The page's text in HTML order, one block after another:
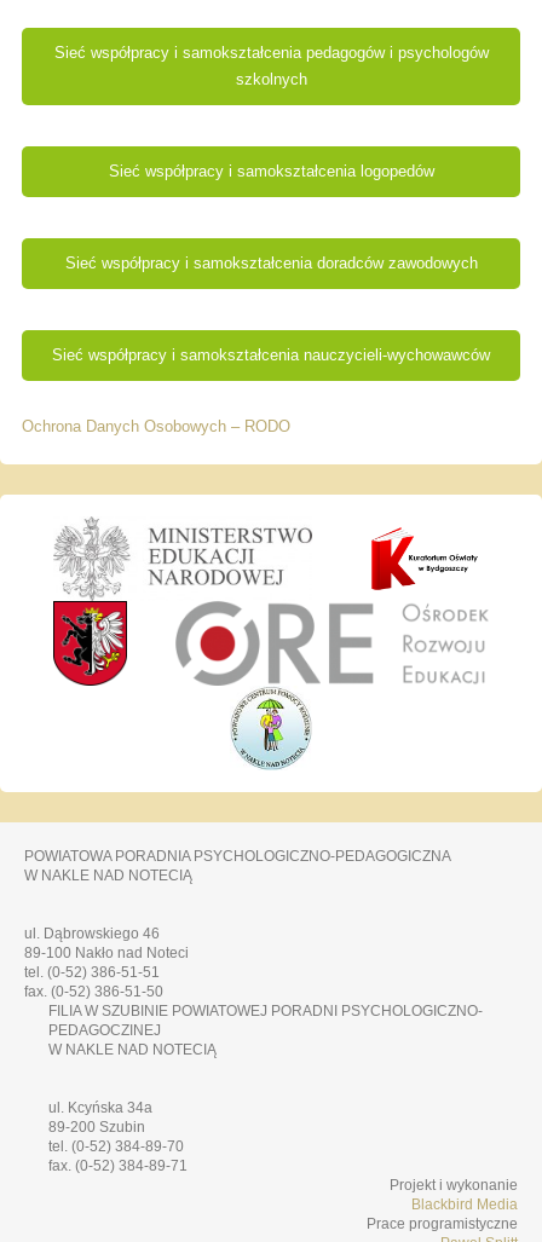
Sieć współpracy i samokształcenia pedagogów i psychologów
szkolnych
Sieć współpracy i samokształcenia logopedów
Sieć współpracy i samokształcenia doradców zawodowych
Sieć współpracy i samokształcenia nauczycieli-wychowawców
Ochrona Danych Osobowych – RODO
POWIATOWA PORADNIA PSYCHOLOGICZNO-PEDAGOGICZNA
W NAKLE NAD NOTECIĄ
ul. Dąbrowskiego 46
89-100 Nakło nad Noteci
tel. (0-52) 386-51-51
fax. (0-52) 386-51-50
FILIA W SZUBINIE POWIATOWEJ PORADNI PSYCHOLOGICZNO-
PEDAGOCZINEJ
W NAKLE NAD NOTECIĄ
ul. Kcyńska 34a
89-200 Szubin
tel. (0-52) 384-89-70
fax. (0-52) 384-89-71
Projekt i wykonanie
Blackbird Media
Prace programistyczne